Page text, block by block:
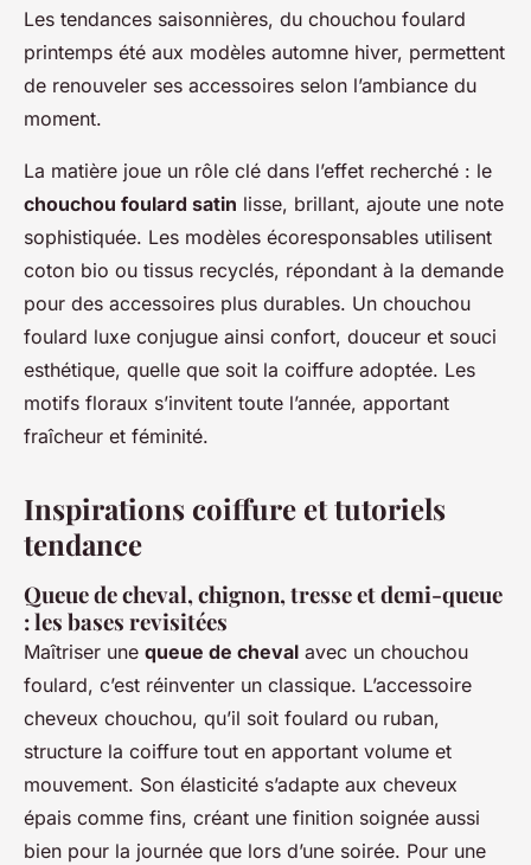
Les tendances saisonnières, du chouchou foulard
printemps été aux modèles automne hiver, permettent
de renouveler ses accessoires selon l’ambiance du
moment.
La matière joue un rôle clé dans l’effet recherché : le
chouchou foulard satin lisse, brillant, ajoute une note
sophistiquée. Les modèles écoresponsables utilisent
coton bio ou tissus recyclés, répondant à la demande
pour des accessoires plus durables. Un chouchou
foulard luxe conjugue ainsi confort, douceur et souci
esthétique, quelle que soit la coiffure adoptée. Les
motifs floraux s’invitent toute l’année, apportant
fraîcheur et féminité.
Inspirations coiffure et tutoriels
tendance
Queue de cheval, chignon, tresse et demi-queue
: les bases revisitées
Maîtriser une queue de cheval avec un chouchou
foulard, c’est réinventer un classique. L’accessoire
cheveux chouchou, qu’il soit foulard ou ruban,
structure la coiffure tout en apportant volume et
mouvement. Son élasticité s’adapte aux cheveux
épais comme fins, créant une finition soignée aussi
bien pour la journée que lors d’une soirée. Pour une